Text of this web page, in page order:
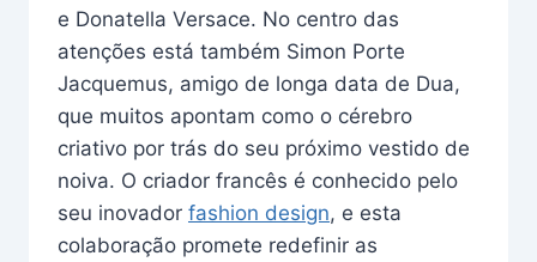
e Donatella Versace. No centro das
atenções está também Simon Porte
Jacquemus, amigo de longa data de Dua,
que muitos apontam como o cérebro
criativo por trás do seu próximo vestido de
noiva. O criador francês é conhecido pelo
seu inovador fashion design, e esta
colaboração promete redefinir as